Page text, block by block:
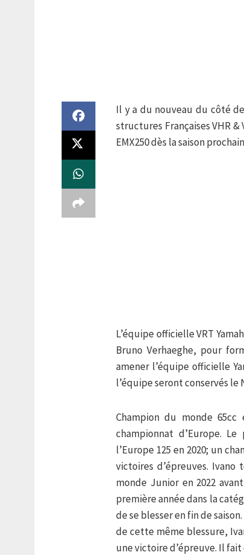
Il y a du nouveau du côté de
structures Françaises VHR
EMX250 dès la saison
L’équipe officielle VRT
Bruno Verhaeghe, pour
amener l’équipe officielle
l’équipe seront conservés le
Champion du monde
championnat d’Europe.
l’Europe 125 en 2020; un
victoires d’épreuves.
monde Junior en 2022
première année dans la
de se blesser en fin de
de cette même blessure,
une victoire d’épreuve. Il